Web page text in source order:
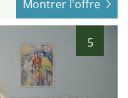
Montrer l'offre
5